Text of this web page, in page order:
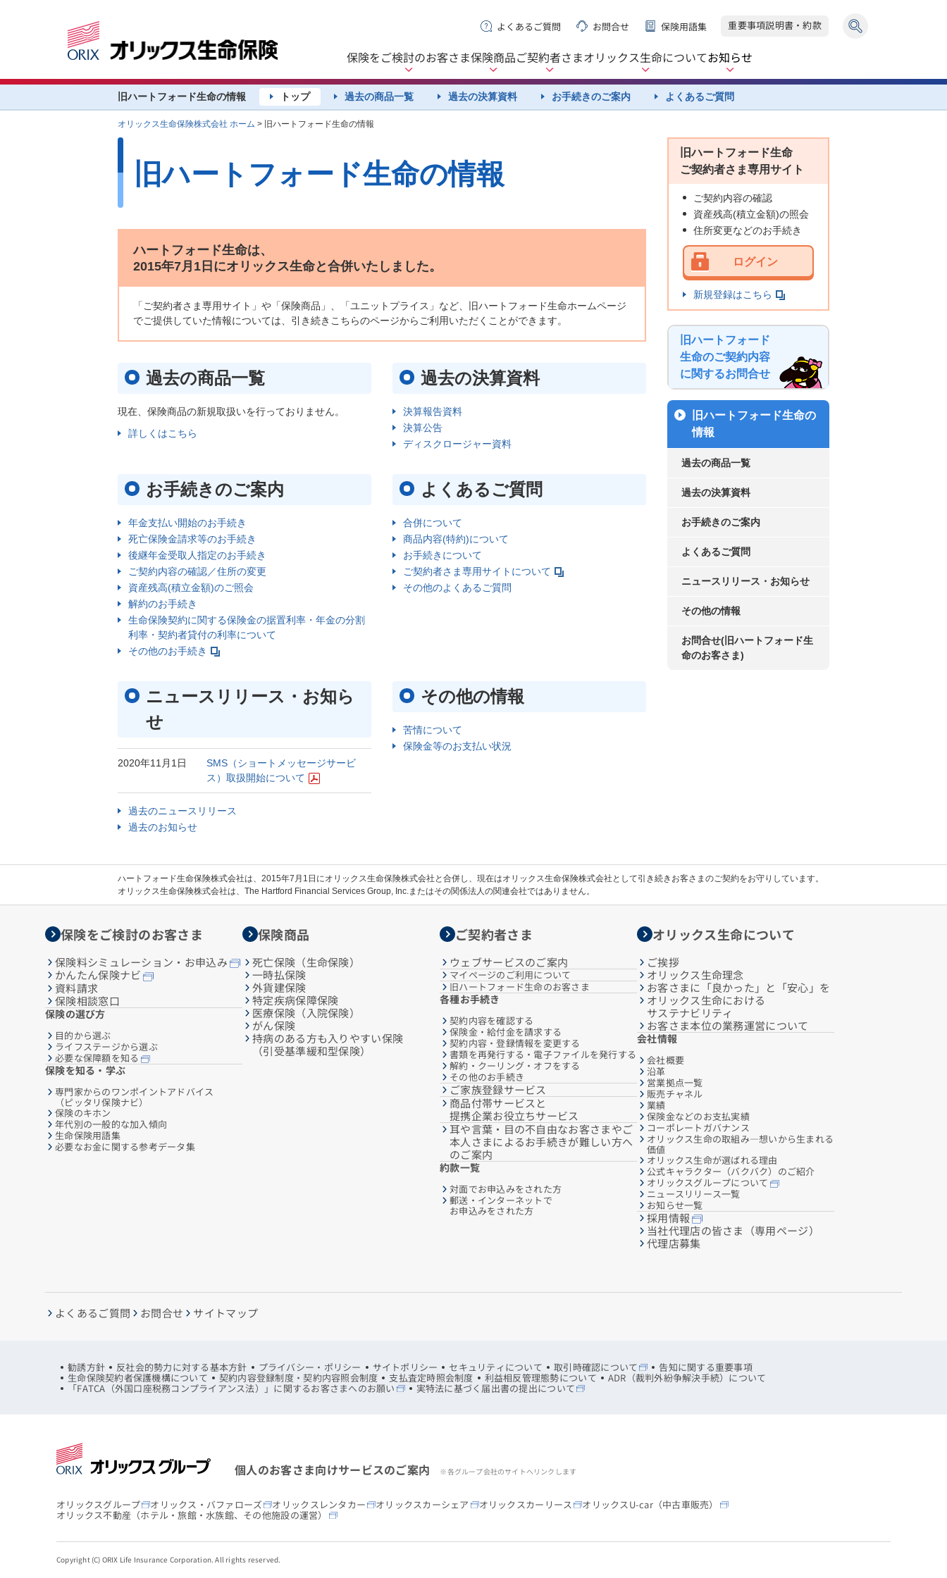
保険をご検討のお客さま保険商品ご契約者さまオリックス生命についてお知らせ
よくあるご質問 お問合せ 保険用語集 重要事項説明書・約款
旧ハートフォード生命の情報 トップ 過去の商品一覧 過去の決算資料 お手続きのご案内 よくあるご質問
オリックス生命保険株式会社 ホーム > 旧ハートフォード生命の情報
旧ハートフォード生命の情報
ハートフォード生命は、
2015年7月1日にオリックス生命と合併いたしました。
「ご契約者さま専用サイト」や「保険商品」、「ユニットプライス」など、旧ハートフォード生命ホームページ
でご提供していた情報については、引き続きこちらのページからご利用いただくことができます。
過去の商品一覧
現在、保険商品の新規取扱いを行っておりません。
詳しくはこちら
過去の決算資料
決算報告資料
決算公告
ディスクロージャー資料
お手続きのご案内
年金支払い開始のお手続き
死亡保険金請求等のお手続き
後継年金受取人指定のお手続き
ご契約内容の確認／住所の変更
資産残高(積立金額)のご照会
解約のお手続き
生命保険契約に関する保険金の据置利率・年金の分割
利率・契約者貸付の利率について
その他のお手続き
よくあるご質問
合併について
商品内容(特約)について
お手続きについて
ご契約者さま専用サイトについて
その他のよくあるご質問
ニュースリリース・お知ら
せ
2020年11月1日
SMS（ショートメッセージサービ
ス）取扱開始について
過去のニュースリリース
過去のお知らせ
その他の情報
苦情について
保険金等のお支払い状況
旧ハートフォード生命
ご契約者さま専用サイト
ご契約内容の確認
資産残高(積立金額)の照会
住所変更などのお手続き
ログイン
新規登録はこちら
旧ハートフォード
生命のご契約内容
に関するお問合せ
旧ハートフォード生命の
情報
過去の商品一覧
過去の決算資料
お手続きのご案内
よくあるご質問
ニュースリリース・お知らせ
その他の情報
お問合せ(旧ハートフォード生
命のお客さま)
ハートフォード生命保険株式会社は、2015年7月1日にオリックス生命保険株式会社と合併し、現在はオリックス生命保険株式会社として引き続きお客さまのご契約をお守りしています。
オリックス生命保険株式会社は、The Hartford Financial Services Group, Inc.またはその関係法人の関連会社ではありません。
保険をご検討のお客さま
保険料シミュレーション・お申込み
かんたん保険ナビ
資料請求
保険相談窓口
保険の選び方
目的から選ぶ
ライフステージから選ぶ
必要な保障額を知る
保険を知る・学ぶ
専門家からのワンポイントアドバイス
（ピッタリ保険ナビ）
保険のキホン
年代別の一般的な加入傾向
生命保険用語集
必要なお金に関する参考データ集
保険商品
死亡保険（生命保険）
一時払保険
外貨建保険
特定疾病保障保険
医療保険（入院保険）
がん保険
持病のある方も入りやすい保険
（引受基準緩和型保険）
ご契約者さま
ウェブサービスのご案内
マイページのご利用について
旧ハートフォード生命のお客さま
各種お手続き
契約内容を確認する
保険金・給付金を請求する
契約内容・登録情報を変更する
書類を再発行する・電子ファイルを発行する
解約・クーリング・オフをする
その他のお手続き
ご家族登録サービス
商品付帯サービスと
提携企業お役立ちサービス
耳や言葉・目の不自由なお客さまやご
本人さまによるお手続きが難しい方へ
のご案内
約款一覧
対面でお申込みをされた方
郵送・インターネットで
お申込みをされた方
オリックス生命について
ご挨拶
オリックス生命理念
お客さまに「良かった」と「安心」を
オリックス生命における
サステナビリティ
お客さま本位の業務運営について
会社情報
会社概要
沿革
営業拠点一覧
販売チャネル
業績
保険金などのお支払実績
コーポレートガバナンス
オリックス生命の取組み―想いから生まれる
価値
オリックス生命が選ばれる理由
公式キャラクター（バクバク）のご紹介
オリックスグループについて
ニュースリリース一覧
お知らせ一覧
採用情報
当社代理店の皆さま（専用ページ）
代理店募集
よくあるご質問 お問合せ サイトマップ
勧誘方針 反社会的勢力に対する基本方針 プライバシー・ポリシー サイトポリシー セキュリティについて 取引時確認について 告知に関する重要事項
生命保険契約者保護機構について 契約内容登録制度・契約内容照会制度 支払査定時照会制度 利益相反管理態勢について ADR（裁判外紛争解決手続）について
「FATCA（外国口座税務コンプライアンス法）」に関するお客さまへのお願い 実特法に基づく届出書の提出について
個人のお客さま向けサービスのご案内 ※各グループ会社のサイトへリンクします
オリックスグループ オリックス・バファローズ オリックスレンタカー オリックスカーシェア オリックスカーリース オリックスU-car（中古車販売）
オリックス不動産 （ホテル・旅館・水族館、その他施設の運営）
Copyright (C) ORIX Life Insurance Corporation. All rights reserved.